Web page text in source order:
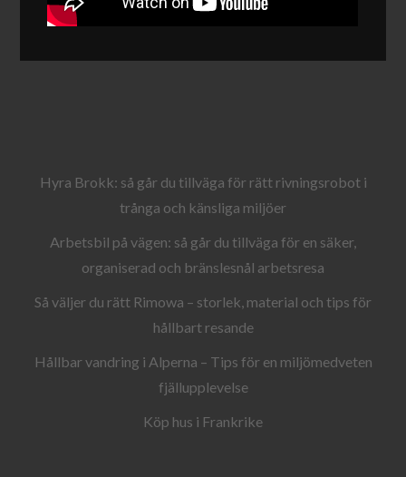
Hyra Brokk: så går du tillväga för rätt rivningsrobot i
trånga och känsliga miljöer
Arbetsbil på vägen: så går du tillväga för en säker,
organiserad och bränslesnål arbetsresa
Så väljer du rätt Rimowa – storlek, material och tips för
hållbart resande
Hållbar vandring i Alperna – Tips för en miljömedveten
fjällupplevelse
Köp hus i Frankrike